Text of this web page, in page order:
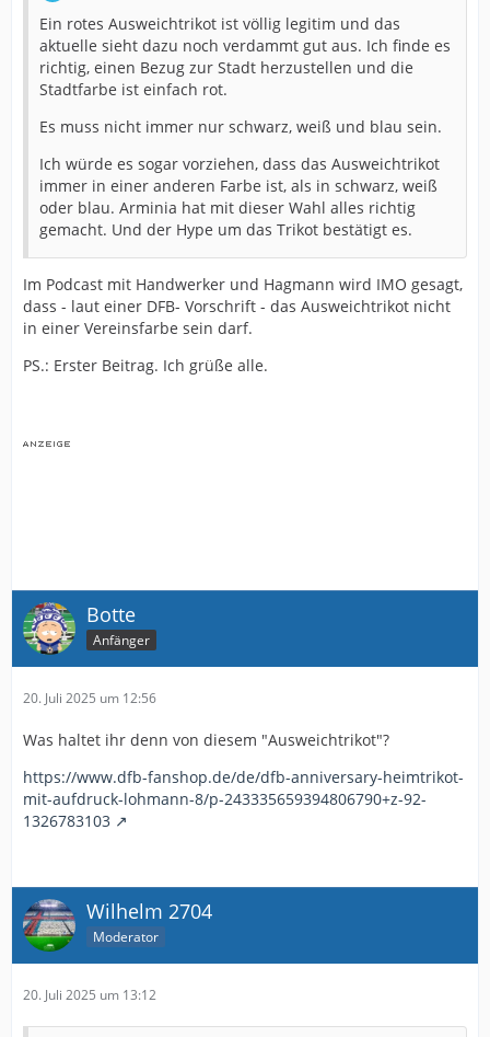
Ein rotes Ausweichtrikot ist völlig legitim und das
aktuelle sieht dazu noch verdammt gut aus. Ich finde es
richtig, einen Bezug zur Stadt herzustellen und die
Stadtfarbe ist einfach rot.
Es muss nicht immer nur schwarz, weiß und blau sein.
Ich würde es sogar vorziehen, dass das Ausweichtrikot
immer in einer anderen Farbe ist, als in schwarz, weiß
oder blau. Arminia hat mit dieser Wahl alles richtig
gemacht. Und der Hype um das Trikot bestätigt es.
Im Podcast mit Handwerker und Hagmann wird IMO gesagt,
dass - laut einer DFB- Vorschrift - das Ausweichtrikot nicht
in einer Vereinsfarbe sein darf.
PS.: Erster Beitrag. Ich grüße alle.
Botte
Anfänger
20. Juli 2025 um 12:56
Was haltet ihr denn von diesem "Ausweichtrikot"?
https://www.dfb-fanshop.de/de/dfb-anniversary-heimtrikot-
mit-aufdruck-lohmann-8/p-243335659394806790+z-92-
1326783103
Wilhelm 2704
Moderator
20. Juli 2025 um 13:12